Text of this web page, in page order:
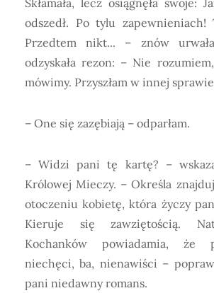
Skłamała, lecz osiągnęła swoje:
odszedł. Po tylu zapewnieniach!
Przedtem nikt... – znów
odzyskała rezon: – Nie
mówimy. Przyszłam w innej
– One się zazębiają – odparłam.
– Widzi pani tę kartę? –
Królowej Mieczy. – Określa
otoczeniu kobietę, która życzy
Kieruje się zawziętością.
Kochanków powiadamia, że
niechęci, ba, nienawiści –
pani niedawny romans.